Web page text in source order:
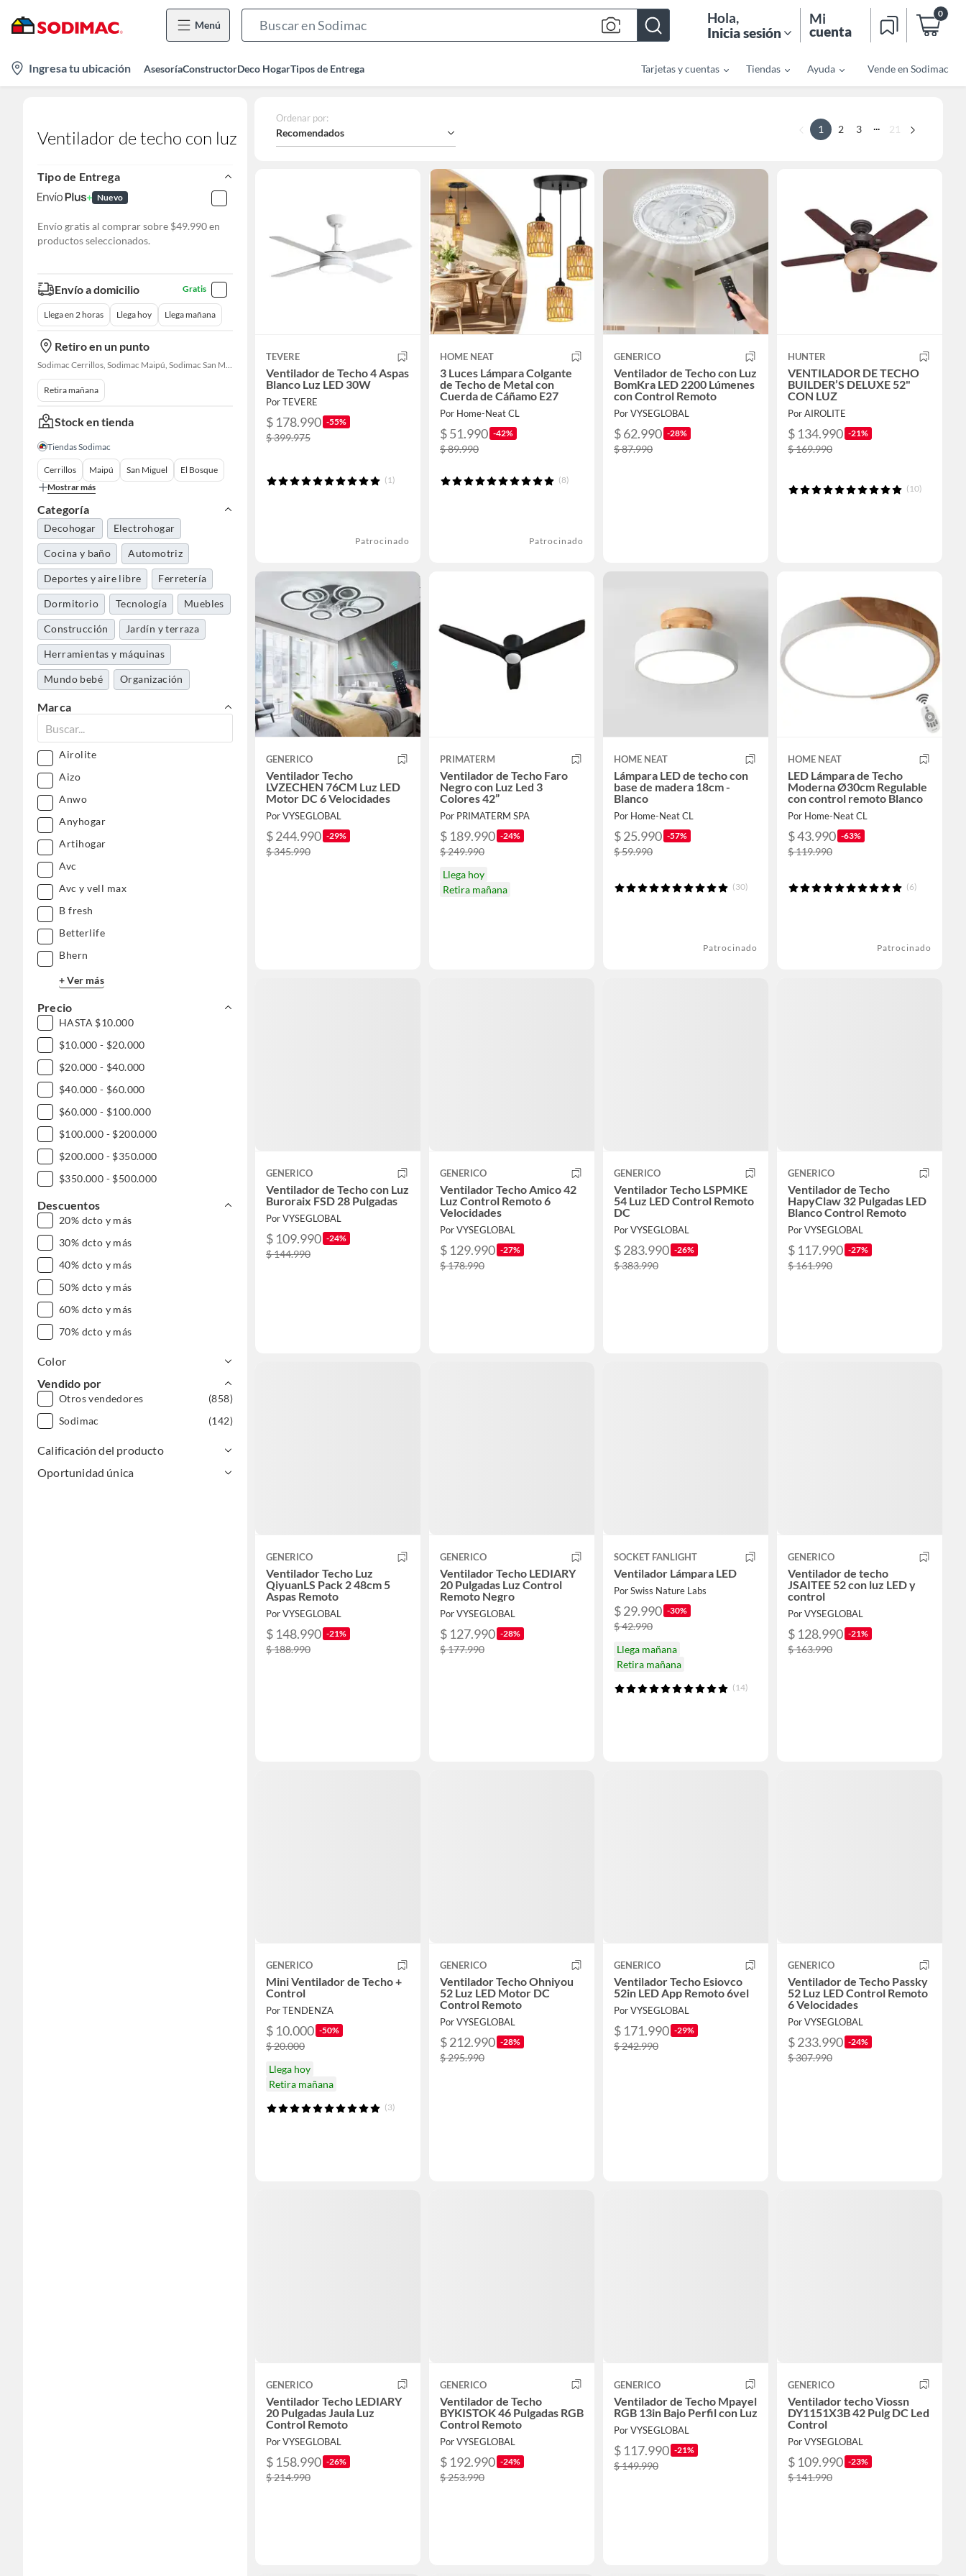
Menú
Bar
Hola,
Inicia sesión
Mi
cuenta
0
location-
icon
Ingresa tu ubicación AsesoríaConstructorDeco HogarTipos de Entrega Tarjetas y cuentas Tiendas Ayuda Vende en Sodimac
Ventilador de techo con luz
Tipo de Entrega
Nuevo
Envío gratis al comprar sobre $49.990 en
productos seleccionados.
Envío a domicilio Gratis
Llega en 2 horas Llega hoy Llega mañana
Retiro en un punto
Sodimac Cerrillos, Sodimac Maipú, Sodimac San Miguel, Sodimac El Bosque, Sodimac San Bernardo, Constructor Cantagallo, Sodimac Talagante, Sodimac San Fernando
Retira mañana
Stock en tienda
Tiendas Sodimac
Cerrillos Maipú San Miguel
El Bosque
Mostrar más
Categoría
Decohogar Electrohogar
Cocina y baño Automotriz
Deportes y aire libre Ferretería
Dormitorio Tecnología Muebles
Construcción Jardín y terraza
Herramientas y máquinas
Mundo bebé Organización
Servicios e intangibles
Marca
Airolite
Aizo
Anwo
Anyhogar
Artihogar
Avc
Avc y vell max
B fresh
Betterlife
Bhern
+ Ver más
Precio
HASTA $10.000
$10.000 - $20.000
$20.000 - $40.000
$40.000 - $60.000
$60.000 - $100.000
$100.000 - $200.000
$200.000 - $350.000
$350.000 - $500.000
$500.000 - $1.000.000
Descuentos
20% dcto y más
30% dcto y más
40% dcto y más
50% dcto y más
60% dcto y más
70% dcto y más
Color
Vendido por
Otros vendedores
(858)
Sodimac
(142)
Calificación del producto
Oportunidad única
Ordenar por:
Recomendados 1 2 3 ... 21
TEVERE
Ventilador de Techo 4 Aspas
Blanco Luz LED 30W
Por TEVERE
$ 178.990 -55%
$ 399.975
(1)
Patrocinado
HOME NEAT
3 Luces Lámpara Colgante
de Techo de Metal con
Cuerda de Cáñamo E27
Por Home-Neat CL
$ 51.990 -42%
$ 89.990
(8)
Patrocinado
GENERICO
Ventilador de Techo con Luz
BomKra LED 2200 Lúmenes
con Control Remoto
Por VYSEGLOBAL
$ 62.990 -28%
$ 87.990
HUNTER
VENTILADOR DE TECHO
BUILDER’S DELUXE 52"
CON LUZ
Por AIROLITE
$ 134.990 -21%
$ 169.990
(10)
GENERICO
Ventilador Techo
LVZECHEN 76CM Luz LED
Motor DC 6 Velocidades
Por VYSEGLOBAL
$ 244.990 -29%
$ 345.990
PRIMATERM
Ventilador de Techo Faro
Negro con Luz Led 3
Colores 42”
Por PRIMATERM SPA
$ 189.990 -24%
$ 249.990
Llega hoy
Retira mañana
HOME NEAT
Lámpara LED de techo con
base de madera 18cm -
Blanco
Por Home-Neat CL
$ 25.990 -57%
$ 59.990
(30)
Patrocinado
HOME NEAT
LED Lámpara de Techo
Moderna Ø30cm Regulable
con control remoto Blanco
Por Home-Neat CL
$ 43.990 -63%
$ 119.990
(6)
Patrocinado
GENERICO
Ventilador de Techo con Luz
Buroraix FSD 28 Pulgadas
Por VYSEGLOBAL
$ 109.990 -24%
$ 144.990
GENERICO
Ventilador Techo Amico 42
Luz Control Remoto 6
Velocidades
Por VYSEGLOBAL
$ 129.990 -27%
$ 178.990
GENERICO
Ventilador Techo LSPMKE
54 Luz LED Control Remoto
DC
Por VYSEGLOBAL
$ 283.990 -26%
$ 383.990
GENERICO
Ventilador de Techo
HapyClaw 32 Pulgadas LED
Blanco Control Remoto
Por VYSEGLOBAL
$ 117.990 -27%
$ 161.990
GENERICO
Ventilador Techo Luz
QiyuanLS Pack 2 48cm 5
Aspas Remoto
Por VYSEGLOBAL
$ 148.990 -21%
$ 188.990
GENERICO
Ventilador Techo LEDIARY
20 Pulgadas Luz Control
Remoto Negro
Por VYSEGLOBAL
$ 127.990 -28%
$ 177.990
SOCKET FANLIGHT
Ventilador Lámpara LED
Por Swiss Nature Labs
$ 29.990 -30%
$ 42.990
Llega mañana
Retira mañana
(14)
GENERICO
Ventilador de techo
JSAITEE 52 con luz LED y
control
Por VYSEGLOBAL
$ 128.990 -21%
$ 163.990
GENERICO
Mini Ventilador de Techo +
Control
Por TENDENZA
$ 10.000 -50%
$ 20.000
Llega hoy
Retira mañana
(3)
GENERICO
Ventilador Techo Ohniyou
52 Luz LED Motor DC
Control Remoto
Por VYSEGLOBAL
$ 212.990 -28%
$ 295.990
GENERICO
Ventilador Techo Esiovco
52in LED App Remoto 6vel
Por VYSEGLOBAL
$ 171.990 -29%
$ 242.990
GENERICO
Ventilador de Techo Passky
52 Luz LED Control Remoto
6 Velocidades
Por VYSEGLOBAL
$ 233.990 -24%
$ 307.990
GENERICO
Ventilador Techo LEDIARY
20 Pulgadas Jaula Luz
Control Remoto
Por VYSEGLOBAL
$ 158.990 -26%
$ 214.990
GENERICO
Ventilador de Techo
BYKISTOK 46 Pulgadas RGB
Control Remoto
Por VYSEGLOBAL
$ 192.990 -24%
$ 253.990
GENERICO
Ventilador de Techo Mpayel
RGB 13in Bajo Perfil con Luz
Por VYSEGLOBAL
$ 117.990 -21%
$ 149.990
GENERICO
Ventilador techo Viossn
DY1151X3B 42 Pulg DC Led
Control
Por VYSEGLOBAL
$ 109.990 -23%
$ 141.990